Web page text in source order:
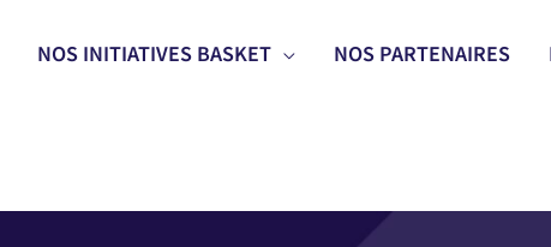
NOS INITIATIVES BASKET NOS PARTENAIRES